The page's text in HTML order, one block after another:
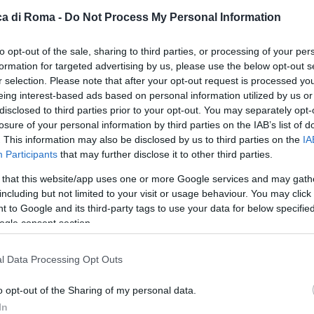
di Roma - Do Not Process My Personal Information
opt-out of the sale, sharing to third parties, or processing of your
for targeted advertising by us, please use the below opt-out
selection. Please note that after your opt-out request is processed
interest-based ads based on personal information utilized by us
to third parties prior to your opt-out. You may separately
of your personal information by third parties on the IAB’s list of
This information may also be disclosed by us to third parties on the
Participants that may further disclose it to other third parties.
that this website/app uses one or more Google services and may
but not limited to your visit or usage behaviour. You may
to Google and its third-party tags to use your data for below
consent section.
Data Processing Opt Outs
opt-out of the Sharing of my personal data.
del Monte Soratte il ‘Bombing Day’, evento
e alla valorizzazione di uno dei più importanti
1937 e il 1943 come infrastruttura strategica per la
Soratte furono successivamente utilizzate come
per poi essere riconvertite, durante la Guerra
dello Stato. Oggi il sito rappresenta un punto di
e la valorizzazione del patrimonio culturale, grazie
Day’ si inserisce in questo percorso come
di memoria attiva, dove la storia viene raccontata
Fulcro della manifestazione sono le rievocazioni
affiancate da visite guidate continuative all’interno
in modo diretto il contesto bellico e civile
prevede momenti di grande richiamo, tra
Super Sabre, concesso dall’Aeronautica Militare, i
e le esibizioni musicali.
partecipazione delle Forze Armate e dei corpi